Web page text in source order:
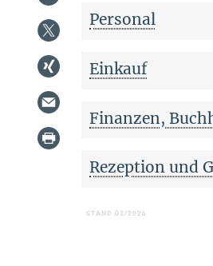
Personal
Einkauf
Finanzen,
Rezeption und